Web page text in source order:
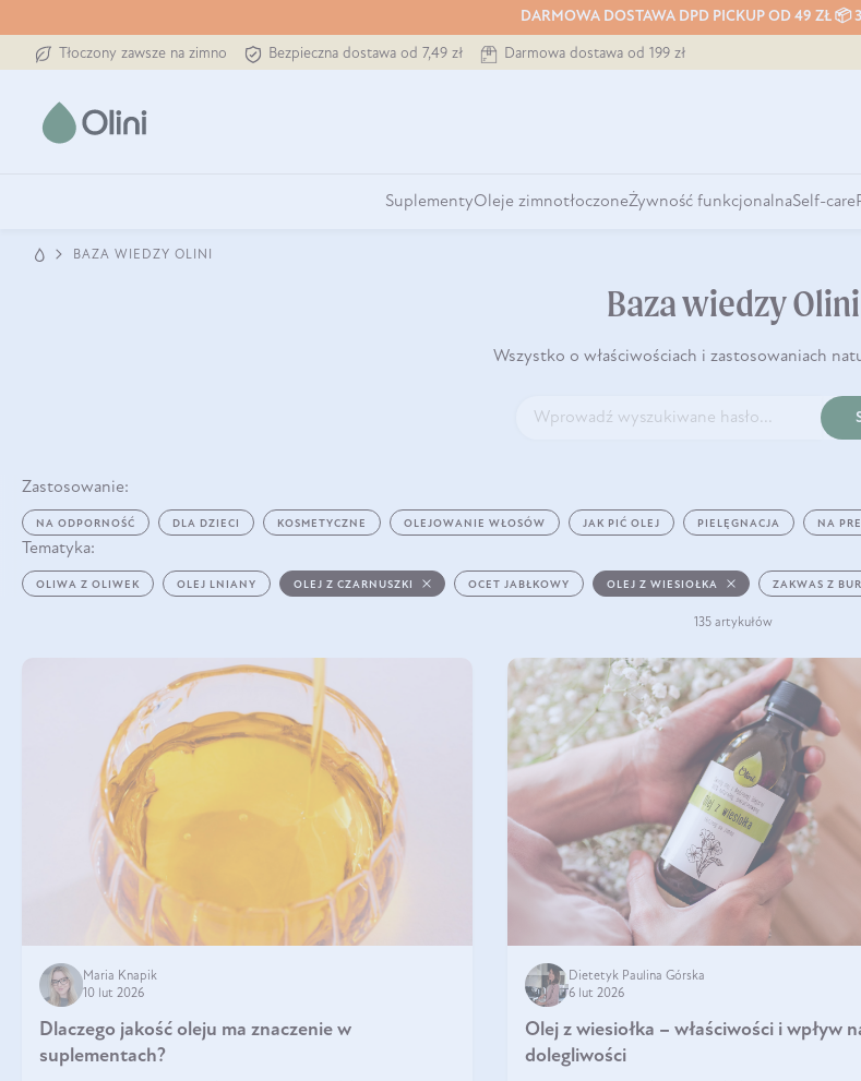
DARMOWA DOSTAWA DPD PICKUP OD 49 ZŁ 📦
Tłoczony zawsze na zimno Bezpieczna dostawa od 7,49 zł Darmowa dostawa od 199 zł
SuplementyOleje zimnotłoczoneŻywność funkcjonalnaSelf-care
BAZA WIEDZY OLINI
Baza wiedzy Olini
Wszystko o właściwościach i zastosowaniach
Zastosowanie:
NA ODPORNOŚĆ DLA DZIECI KOSMETYCZNE OLEJOWANIE WŁOSÓW JAK PIĆ OLEJ PIELĘGNACJA NA
Tematyka:
OLIWA Z OLIWEK OLEJ LNIANY OLEJ Z CZARNUSZKI OCET JABŁKOWY OLEJ Z WIESIOŁKA ZAKWAS Z
135 artykułów
Maria Knapik
10 lut 2026
Dlaczego jakość oleju ma znaczenie w
suplementach?
Dietetyk Paulina Górska
6 lut 2026
Olej z wiesiołka – właściwości i wpływ
dolegliwości